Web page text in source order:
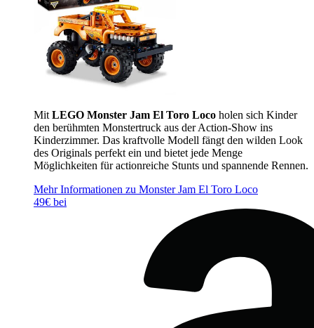
Mit LEGO Monster Jam El Toro Loco holen sich Kinder
den berühmten Monstertruck aus der Action-Show ins
Kinderzimmer. Das kraftvolle Modell fängt den wilden Look
des Originals perfekt ein und bietet jede Menge
Möglichkeiten für actionreiche Stunts und spannende Rennen.
Mehr Informationen zu Monster Jam El Toro Loco
49€ bei